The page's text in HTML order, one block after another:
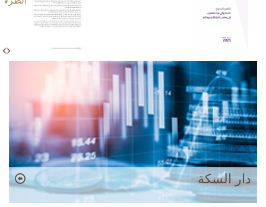
دار السكة